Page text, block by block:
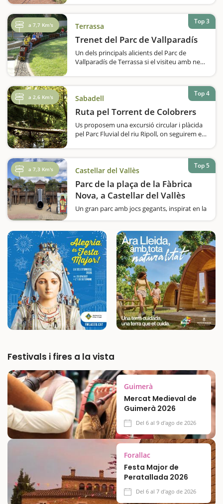
Solità i Plegamans ha recreat de…
a 7,7 Km's Terrassa
Trenet del Parc de Vallparadís
Un dels principals alicients del Parc de
Vallparadís de Terrassa si el visiteu amb nens
recorregut tan sols és d'uns 400 metres,
pujar dalt…
Top 3
a 2,6 Km's Sabadell
Ruta pel Torrent de Colobrers
Us proposem una excursió circular i plàcida
pel Parc Fluvial del riu Ripoll, on seguirem el
podem descobrir paisatges verds, frescos i
humits, una cova i passarem…
Top 4
a 7,3 Km's Castellar del Vallès
Parc de la plaça de la Fàbrica
Nova, a Castellar del Vallès
Un gran parc amb jocs gegants, inspirat en la
suficients per cridar l'atenció i perquè els
nens es diverteixin i…
Top 5
Festivals i fires a la vista
Guimerà
Mercat Medieval de
Guimerà 2026
Del 6 al 9 d'ago de 2026
Forallac
Festa Major de
Peratallada 2026
Del 6 al 7 d'ago de 2026